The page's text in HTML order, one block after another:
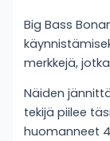
Big Bass
merkkejä,
Näiden
tekijä piilee
huomanneet